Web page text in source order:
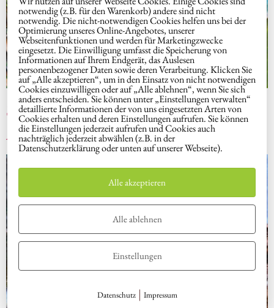
SYMBOLSCHMUCK
ANHÄNGER persönlich für dich
notwendig (z.B. für den Warenkorb) andere sind nicht
notwendig. Die nicht-notwendigen Cookies helfen uns bei der
Optimierung unseres Online-Angebotes, unserer
Webseitenfunktionen und werden für Marketingzwecke
eingesetzt. Die Einwilligung umfasst die Speicherung von
Informationen auf Ihrem Endgerät, das Auslesen
personenbezogener Daten sowie deren Verarbeitung. Klicken Sie
auf „Alle akzeptieren“, um in den Einsatz von nicht notwendigen
Cookies einzuwilligen oder auf „Alle ablehnen“, wenn Sie sich
anders entscheiden. Sie können unter „Einstellungen verwalten“
detaillierte Informationen der von uns eingesetzten Arten von
Cookies erhalten und deren Einstellungen aufrufen. Sie können
die Einstellungen jederzeit aufrufen und Cookies auch
nachträglich jederzeit abwählen (z.B. in der
Datenschutzerklärung oder unten auf unserer Webseite).
Alle akzeptieren
Alle ablehnen
Einstellungen
Datenschutz| Impressum